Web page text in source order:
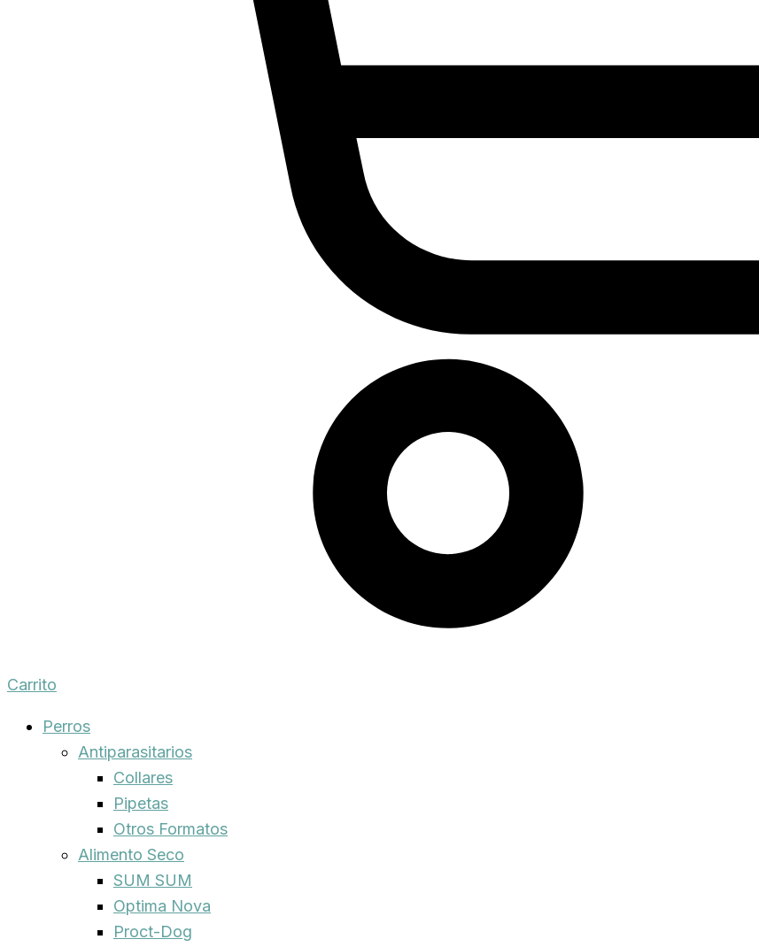
Carrito
Perros
Antiparasitarios
Collares
Pipetas
Otros Formatos
Alimento Seco
SUM SUM
Optima Nova
Proct-Dog